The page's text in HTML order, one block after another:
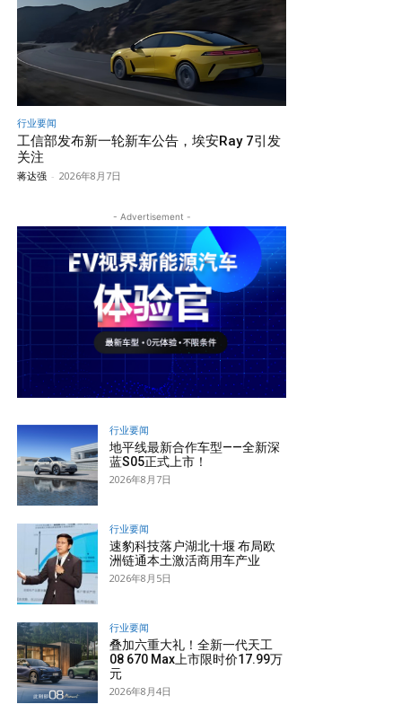
行业要闻
工信部发布新一轮新车公告，埃安Ray 7引发
关注
蒋达强 - 2026年8月7日
- Advertisement -
行业要闻
地平线最新合作车型——全新深
蓝S05正式上市！
2026年8月7日
行业要闻
速豹科技落户湖北十堰 布局欧
洲链通本土激活商用车产业
2026年8月5日
行业要闻
叠加六重大礼！全新一代天工
08 670 Max上市限时价17.99万
元
2026年8月4日